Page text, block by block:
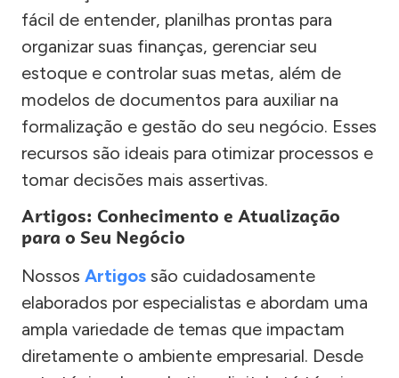
fácil de entender, planilhas prontas para
organizar suas finanças, gerenciar seu
estoque e controlar suas metas, além de
modelos de documentos para auxiliar na
formalização e gestão do seu negócio. Esses
recursos são ideais para otimizar processos e
tomar decisões mais assertivas.
Artigos: Conhecimento e Atualização
para o Seu Negócio
Nossos Artigos são cuidadosamente
elaborados por especialistas e abordam uma
ampla variedade de temas que impactam
diretamente o ambiente empresarial. Desde